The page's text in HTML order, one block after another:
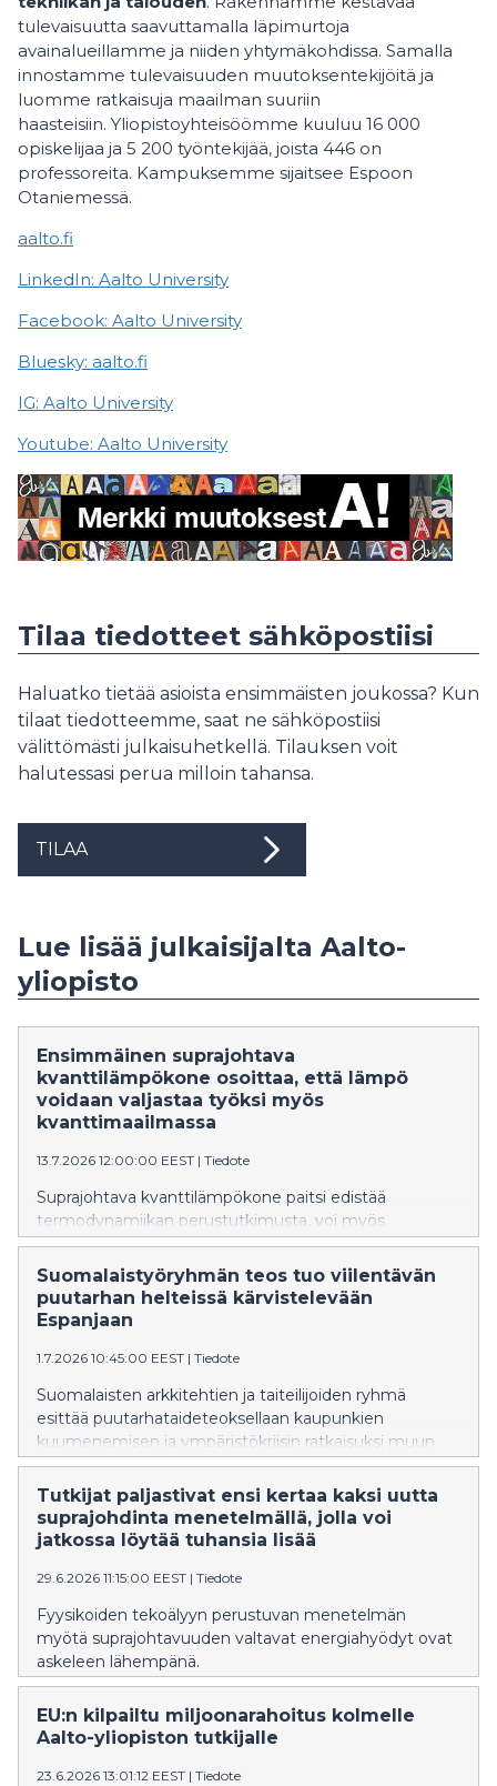
tulevaisuutta saavuttamalla läpimurtoja
avainalueillamme ja niiden yhtymäkohdissa. Samalla
innostamme tulevaisuuden muutoksentekijöitä ja
luomme ratkaisuja maailman suuriin
haasteisiin. Yliopistoyhteisöömme kuuluu 16 000
opiskelijaa ja 5 200 työntekijää, joista 446 on
professoreita. Kampuksemme sijaitsee Espoon
Otaniemessä.
aalto.fi
LinkedIn: Aalto University
Facebook: Aalto University
Bluesky: aalto.fi
IG: Aalto University
Youtube: Aalto University
Tilaa tiedotteet sähköpostiisi
Haluatko tietää asioista ensimmäisten joukossa? Kun
tilaat tiedotteemme, saat ne sähköpostiisi
välittömästi julkaisuhetkellä. Tilauksen voit
halutessasi perua milloin tahansa.
TILAA
Lue lisää julkaisijalta Aalto-
yliopisto
Ensimmäinen suprajohtava
kvanttilämpökone osoittaa, että lämpö
voidaan valjastaa työksi myös
kvanttimaailmassa
13.7.2026 12:00:00 EEST | Tiedote
Suprajohtava kvanttilämpökone paitsi edistää
termodynamiikan perustutkimusta, voi myös
merkittävästi pienentää tulevaisuuden
kvanttitietokoneiden hintalappua.
Suomalaistyöryhmän teos tuo viilentävän
puutarhan helteissä kärvistelevään
Espanjaan
1.7.2026 10:45:00 EEST | Tiedote
Suomalaisten arkkitehtien ja taiteilijoiden ryhmä
esittää puutarhataideteoksellaan kaupunkien
kuumenemisen ja ympäristökriisin ratkaisuksi muun
muassa kasvillisuutta ja yhteisöllisyyttä.
Tutkijat paljastivat ensi kertaa kaksi uutta
suprajohdinta menetelmällä, jolla voi
jatkossa löytää tuhansia lisää
29.6.2026 11:15:00 EEST | Tiedote
Fyysikoiden tekoälyyn perustuvan menetelmän
myötä suprajohtavuuden valtavat energiahyödyt ovat
askeleen lähempänä.
EU:n kilpailtu miljoonarahoitus kolmelle
Aalto-yliopiston tutkijalle
23.6.2026 13:01:12 EEST | Tiedote